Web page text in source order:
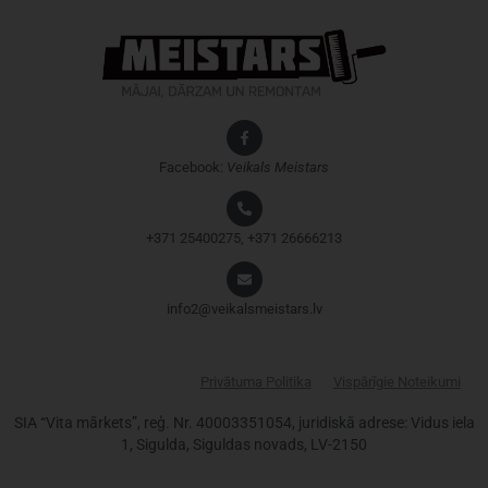
Facebook: Veikals Meistars
+371 25400275, +371 26666213
info2@veikalsmeistars.lv
SIA “Vita mārkets”, reģ. Nr. 40003351054, juridiskā adrese: Vidus iela
1, Sigulda, Siguldas novads, LV-2150